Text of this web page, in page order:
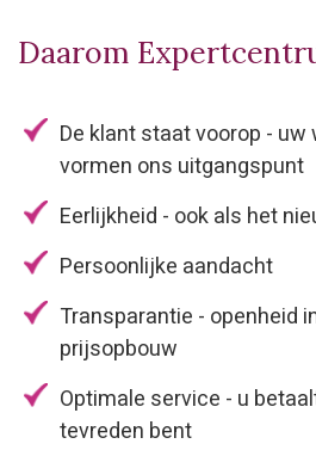
Daarom
De klant staat voorop -
vormen ons uitgangspunt
Eerlijkheid - ook als het
Persoonlijke aandacht
Transparantie - openheid
prijsopbouw
Optimale service - u
tevreden bent